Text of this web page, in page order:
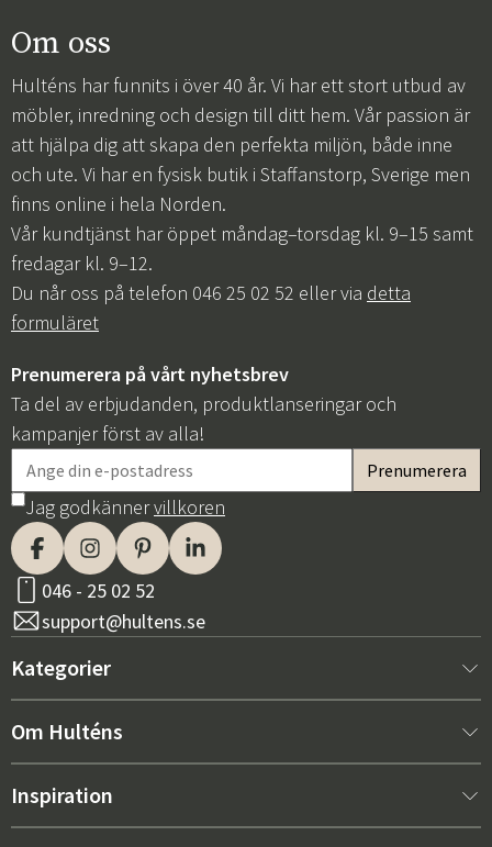
Om oss
Hulténs har funnits i över 40 år. Vi har ett stort utbud av
möbler, inredning och design till ditt hem. Vår passion är
att hjälpa dig att skapa den perfekta miljön, både inne
och ute. Vi har en fysisk butik i Staffanstorp, Sverige men
finns online i hela Norden.
Vår kundtjänst har öppet måndag–torsdag kl. 9–15 samt
fredagar kl. 9–12.
Du når oss på telefon 046 25 02 52 eller via detta
formuläret
Prenumerera på vårt nyhetsbrev
Ta del av erbjudanden, produktlanseringar och
kampanjer först av alla!
Jag godkännervillkoren
046 - 25 02 52
support@hultens.se
Kategorier
Nytt hos oss
Inredning
Om Hulténs
Om Hulténs
Inspiration